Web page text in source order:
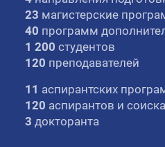
23 магистерские
40 программ
1 200 студентов
120 преподавателей
11 аспирантских
120 аспирантов и
3 докторанта